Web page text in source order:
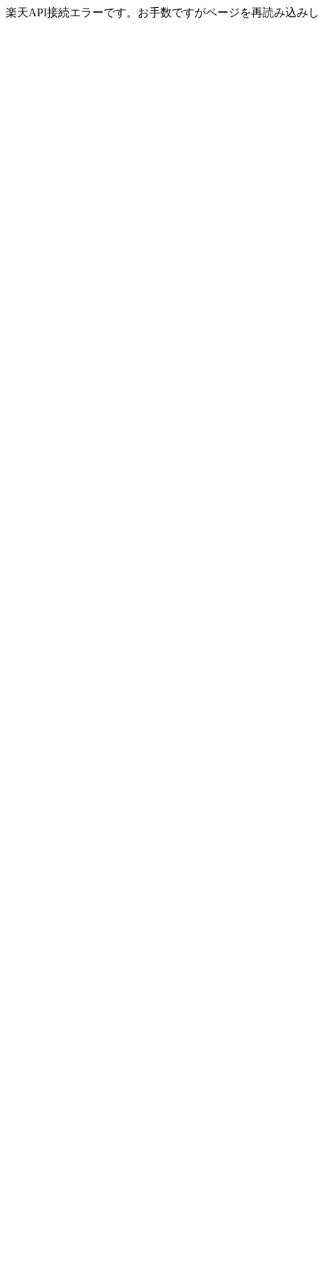
楽天API接続エラーです。お手数ですがページを再読み込み